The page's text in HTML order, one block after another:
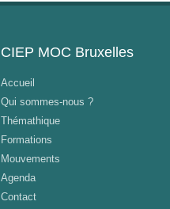
CIEP MOC Bruxelles
Accueil
Qui sommes-nous ?
Thémathique
Formations
Mouvements
Agenda
Contact